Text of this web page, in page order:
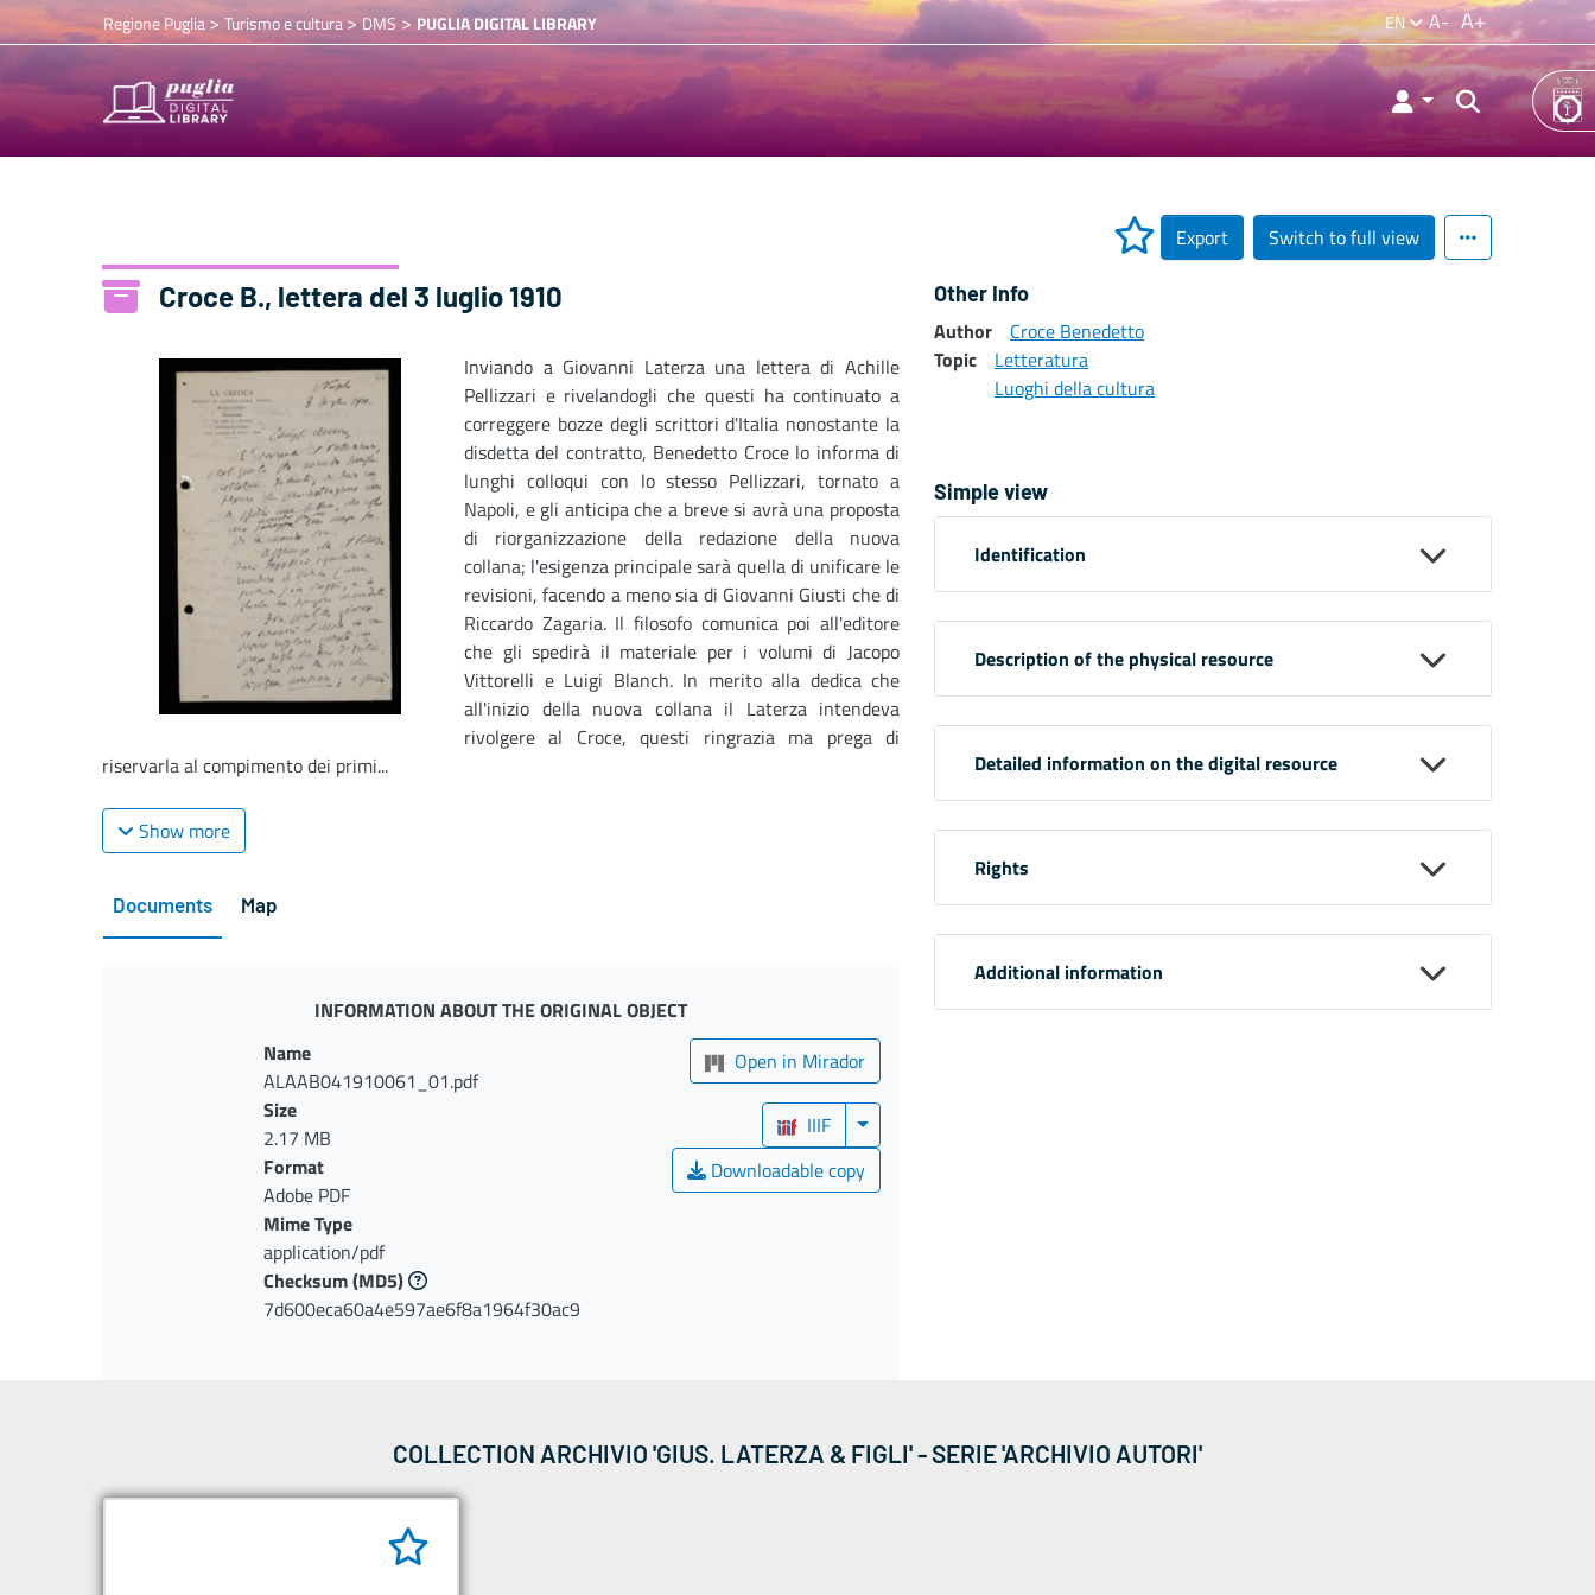
Regione Puglia> Turismo e cultura>DMS > PUGLIA DIGITAL LIBRARY EN A- A+
Export Switch to full view
Croce B., lettera del 3 luglio 1910
Inviando a Giovanni Laterza una lettera di Achille
Pellizzari e rivelandogli che questi ha continuato a
correggere bozze degli scrittori d'Italia nonostante la
disdetta del contratto, Benedetto Croce lo informa di
lunghi colloqui con lo stesso Pellizzari, tornato a
Napoli, e gli anticipa che a breve si avrà una proposta
di riorganizzazione della redazione della nuova
collana; l'esigenza principale sarà quella di unificare le
revisioni, facendo a meno sia di Giovanni Giusti che di
Riccardo Zagaria. Il filosofo comunica poi all'editore
che gli spedirà il materiale per i volumi di Jacopo
Vittorelli e Luigi Blanch. In merito alla dedica che
all'inizio della nuova collana il Laterza intendeva
rivolgere al Croce, questi ringrazia ma prega di
riservarla al compimento dei primi...
Show more
Documents Map
INFORMATION ABOUT THE ORIGINAL OBJECT
Open in Mirador
IIIF
Downloadable copy
Name
ALAAB041910061_01.pdf
Size
2.17 MB
Format
Adobe PDF
Mime Type
application/pdf
Checksum(MD5)
7d600eca60a4e597ae6f8a1964f30ac9
Other Info
Author
Croce Benedetto
Topic
Letteratura
Luoghi della cultura
Simple view
Identification
Description of the physical resource
Detailed information on the digital resource
Rights
Additional information
COLLECTION ARCHIVIO 'GIUS. LATERZA & FIGLI' - SERIE 'ARCHIVIO AUTORI'